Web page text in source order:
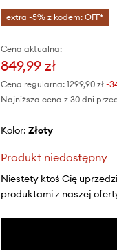
extra -5% z kodem: OFF*
Cena aktualna:
849,99 zł
Cena regularna: 1299,90 zł-
Najniższa cena z 30 dni
Kolor: złoty
Produkt niedostępny
Niestety ktoś Cię
produktami z naszej